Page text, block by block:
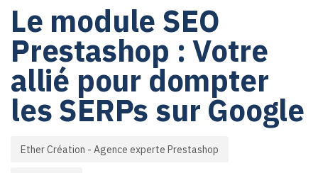
Le module SEO
Prestashop : Votre
allié pour dompter
les SERPs sur Google
Ether Création - Agence experte Prestashop